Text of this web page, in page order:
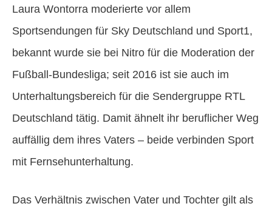
Laura Wontorra moderierte vor allem
Sportsendungen für Sky Deutschland und Sport1,
bekannt wurde sie bei Nitro für die Moderation der
Fußball-Bundesliga; seit 2016 ist sie auch im
Unterhaltungsbereich für die Sendergruppe RTL
Deutschland tätig. Damit ähnelt ihr beruflicher Weg
auffällig dem ihres Vaters – beide verbinden Sport
mit Fernsehunterhaltung.
Das Verhältnis zwischen Vater und Tochter gilt als